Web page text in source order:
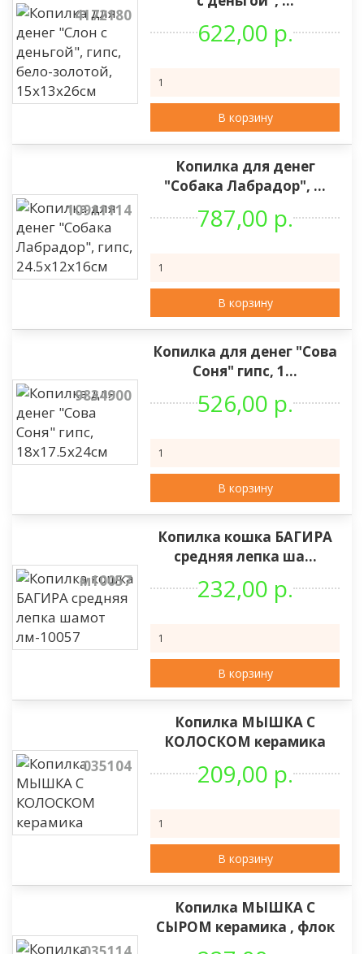
4172180
622,00 р.
В корзину
10911114
Копилка для денег
"Собака Лабрадор", ...
787,00 р.
В корзину
9834900
Копилка для денег "Сова
Соня" гипс, 1...
526,00 р.
В корзину
м10057
Копилка кошка БАГИРА
средняя лепка ша...
232,00 р.
В корзину
035104
Копилка МЫШКА С
КОЛОСКОМ керамика
209,00 р.
В корзину
Копилка МЫШКА С
СЫРОМ керамика , флок